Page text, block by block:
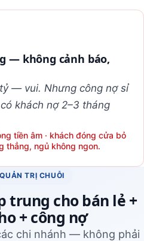
— không cảnh báo,
— vui. Nhưng công nợ sỉ
khách nợ 2–3 tháng
tiền âm · khách đóng cửa bỏ
thẳng, ngủ không ngon.
TRỊ CHUỖI
trung cho bán lẻ +
+ công nợ
chi nhánh — không phải